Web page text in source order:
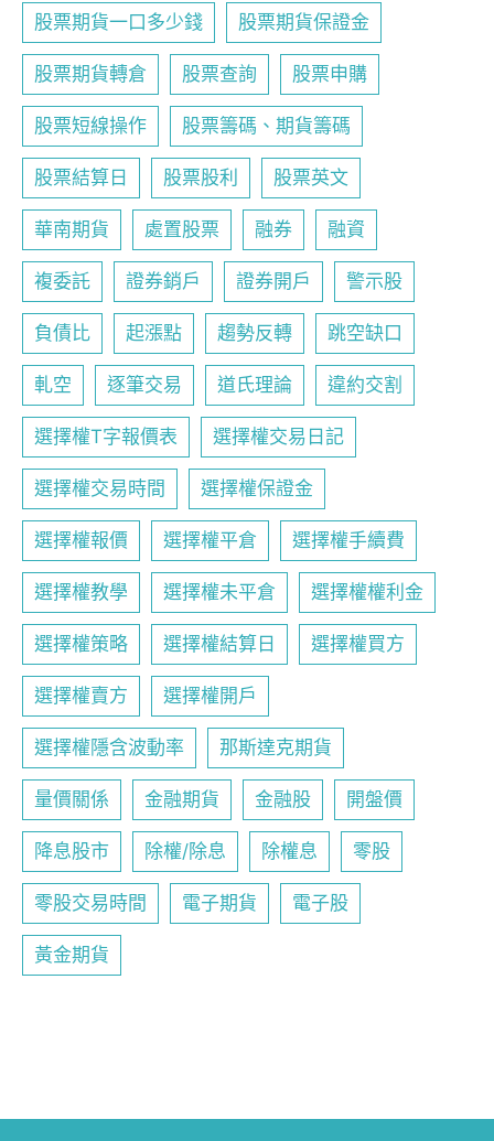
股票期貨一口多少錢 股票期貨保證金
股票期貨轉倉 股票查詢 股票申購
股票短線操作 股票籌碼、期貨籌碼
股票結算日 股票股利 股票英文
華南期貨 處置股票 融券 融資
複委託 證券銷戶 證券開戶 警示股
負債比 起漲點 趨勢反轉 跳空缺口
軋空 逐筆交易 道氏理論 違約交割
選擇權T字報價表 選擇權交易日記
選擇權交易時間 選擇權保證金
選擇權報價 選擇權平倉 選擇權手續費
選擇權教學 選擇權未平倉 選擇權權利金
選擇權策略 選擇權結算日 選擇權買方
選擇權賣方 選擇權開戶
選擇權隱含波動率 那斯達克期貨
量價關係 金融期貨 金融股 開盤價
降息股市 除權/除息 除權息 零股
零股交易時間 電子期貨 電子股
黃金期貨